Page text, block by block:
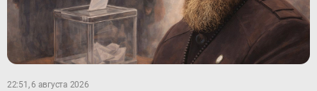
22:51, 6 августа 2026